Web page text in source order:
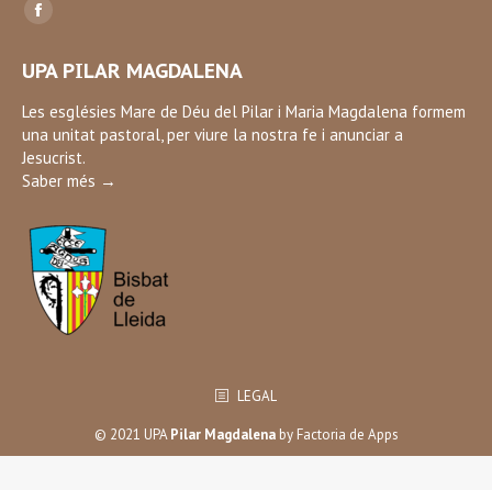
Find us on:
Facebook
opens
in
new
window
UPA PILAR MAGDALENA
Les esglésies Mare de Déu del Pilar i Maria Magdalena formem
una unitat pastoral, per viure la nostra fe i anunciar a
Jesucrist.
Saber més →
LEGAL
© 2021 UPAPilar Magdalenaby Factoria de Apps